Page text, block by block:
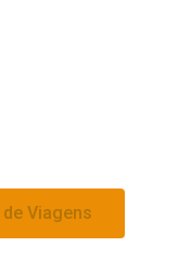
Viagens